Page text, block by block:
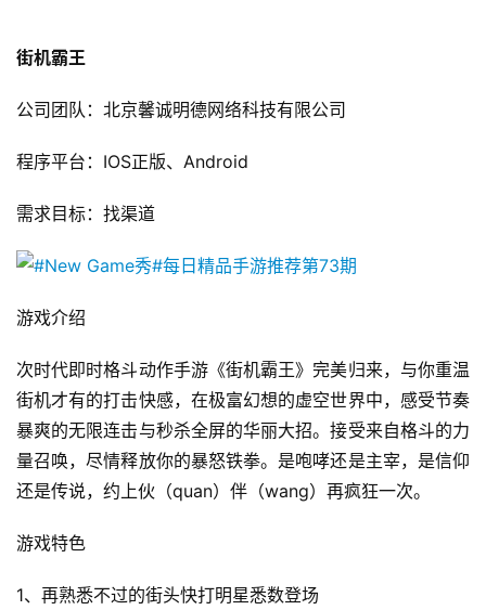
届
茶
7
月
3
日
游
茶
对
接
街机霸王
公司团队：北京馨诚明德网络科技有限公司
程序平台：IOS正版、Android
需求目标：找渠道
游戏介绍
次时代即时格斗动作手游《街机霸王》完美归来，与你重温
街机才有的打击快感，在极富幻想的虚空世界中，感受节奏
暴爽的无限连击与秒杀全屏的华丽大招。接受来自格斗的力
量召唤，尽情释放你的暴怒铁拳。是咆哮还是主宰，是信仰
还是传说，约上伙（quan）伴（wang）再疯狂一次。
游戏特色
1、再熟悉不过的街头快打明星悉数登场